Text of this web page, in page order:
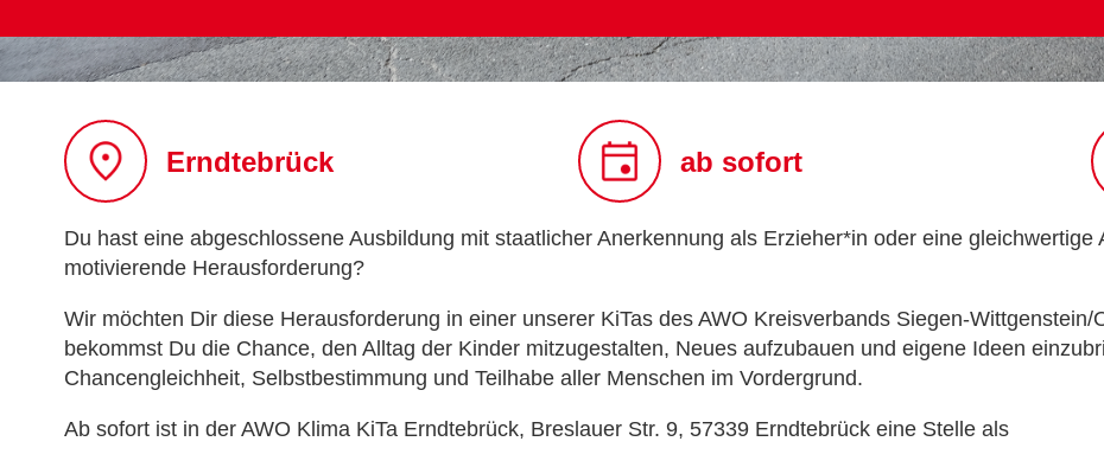
Erndtebrück ab sofort
Du hast eine abgeschlossene Ausbildung mit staatlicher Anerkennung als Erzieher*in oder eine
motivierende Herausforderung?
Wir möchten Dir diese Herausforderung in einer unserer KiTas des AWO Kreisverbands Siegen-Wittgenstein/
bekommst Du die Chance, den Alltag der Kinder mitzugestalten, Neues aufzubauen und eigene Ideen
Chancengleichheit, Selbstbestimmung und Teilhabe aller Menschen im Vordergrund.
Ab sofort ist in der AWO Klima KiTa Erndtebrück, Breslauer Str. 9, 57339 Erndtebrück eine Stelle als